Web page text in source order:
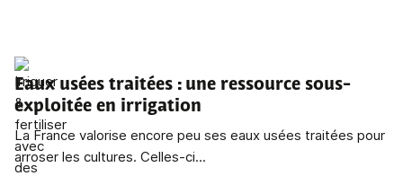
Eaux usées traitées : une ressource sous-
exploitée en irrigation
La France valorise encore peu ses eaux usées traitées pour
arroser les cultures. Celles-ci...